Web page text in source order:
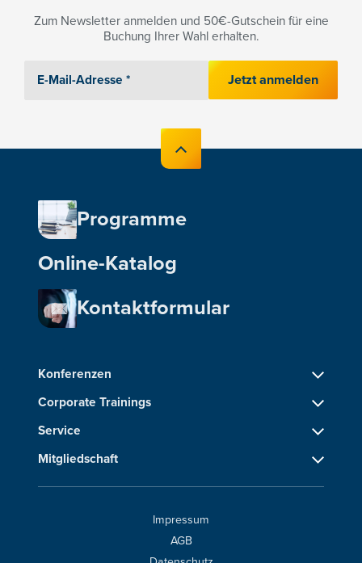
Zum Newsletter anmelden und 50€-Gutschein für eine
Buchung Ihrer Wahl erhalten.
Jetzt anmelden
Programme
Online-Katalog
Kontaktformular
Konferenzen
Corporate Trainings
Service
Mitgliedschaft
Impressum
AGB